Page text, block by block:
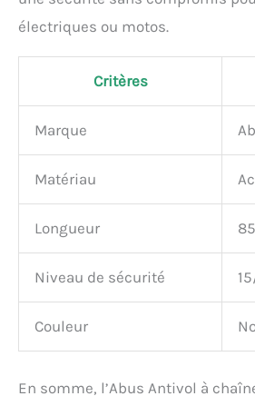
électriques ou motos.
Critères
Marque
Matériau
Longueur
Niveau de sécurité
Couleur
En somme, l’Abus Antivol à